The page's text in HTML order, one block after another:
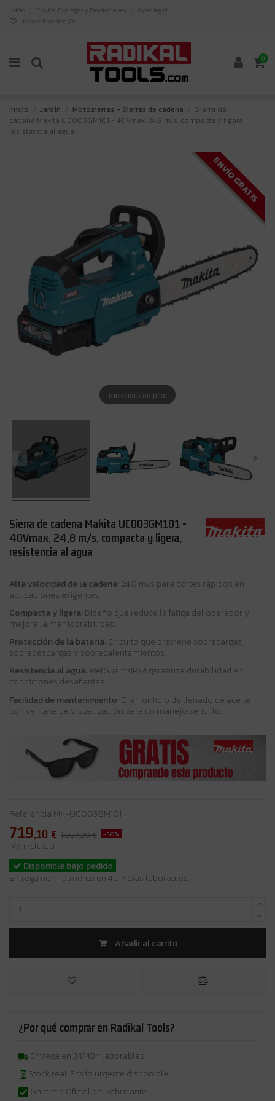
Inicio Envíos, Entregas y Devoluciones
Aviso legal
Lista de favoritos ( 0)
0
Inicio Jardín Motosierras - Sierras de cadena
Sierra de
cadena Makita UC003GM101 - 40Vmax, 24,8 m/s, compacta y ligera,
resistencia al agua
ENVÍO GRATIS
Toca para ampliar
Sierra de cadena Makita UC003GM101 -
40Vmax, 24,8 m/s, compacta y ligera,
resistencia al agua
Alta velocidad de la cadena: 24,8 m/s para cortes rápidos en
aplicaciones exigentes.
Compacta y ligera: Diseño que reduce la fatiga del operador y
mejora la maniobrabilidad.
Protección de la batería: Circuito que previene sobrecargas,
sobredescargas y sobrecalentamientos.
Resistencia al agua: WetGuard/IPX4 garantiza durabilidad en
condiciones desafiantes.
Facilidad de mantenimiento: Gran orificio de llenado de aceite
con ventana de visualización para un manejo sencillo.
Referencia MK-UC003GM101
719,10 € 1.027,29 € -30%
IVA incluido
Disponible bajo pedido
Entrega normalmente en 4 a 7 días laborables.
Añadir al carrito
¿Por qué comprar en Radikal Tools?
Entrega en 24/48h laborables
Stock real. Envío urgente disponible
Garantia Oficial del Fabricante